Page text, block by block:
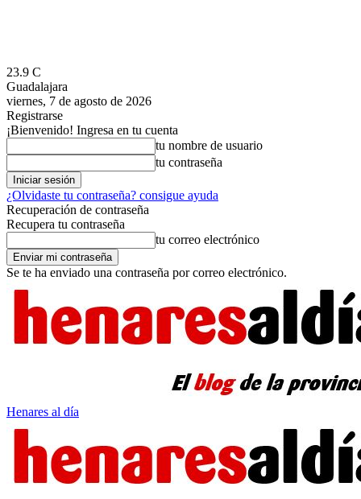
23.9 C
Guadalajara
viernes, 7 de agosto de 2026
Registrarse
¡Bienvenido! Ingresa en tu cuenta
tu nombre de usuario
tu contraseña
¿Olvidaste tu contraseña? consigue ayuda
Recuperación de contraseña
Recupera tu contraseña
tu correo electrónico
Se te ha enviado una contraseña por correo electrónico.
Henares al día